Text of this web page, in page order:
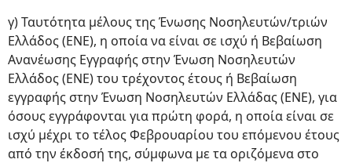
γ) Ταυτότητα μέλους της Ένωσης Νοσηλευτών/τριών
Ελλάδος (ΕΝΕ), η οποία να είναι σε ισχύ ή Βεβαίωση
Ανανέωσης Εγγραφής στην Ένωση Νοσηλευτών
Ελλάδος (ΕΝΕ) του τρέχοντος έτους ή Βεβαίωση
εγγραφής στην Ένωση Νοσηλευτών Ελλάδας (ΕΝΕ), για
όσους εγγράφονται για πρώτη φορά, η οποία είναι σε
ισχύ μέχρι το τέλος Φεβρουαρίου του επόμενου έτους
από την έκδοσή της, σύμφωνα με τα οριζόμενα στο